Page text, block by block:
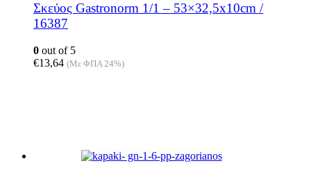
Σκεύος Gastronorm 1/1 – 53×32,5x10cm /
16387
0 out of 5
€13,64 (Με ΦΠΑ 24%)